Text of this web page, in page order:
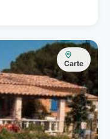
Carte